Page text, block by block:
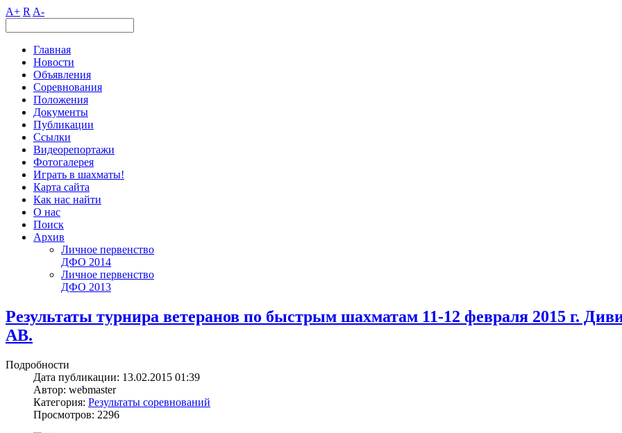
A+ R A-
Главная
Новости
Объявления
Соревнования
Положения
Документы
Публикации
Ссылки
Видеорепортажи
Фотогалерея
Играть в шахматы!
Карта сайта
Как нас найти
О нас
Поиск
Архив
Личное первенство
ДФО 2014
Личное первенство
ДФО 2013
Результаты турнира ветеранов по быстрым шахматам 11-12 февраля 2015 г.
АВ.
Подробности
Дата публикации: 13.02.2015 01:39
Автор: webmaster
Категория: Результаты соревнований
Просмотров: 2296